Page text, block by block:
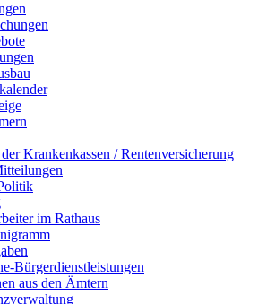
Krankenkassen / Rentenversicherung
im Rathaus
Bürgerdienstleistungen
aus den Ämtern